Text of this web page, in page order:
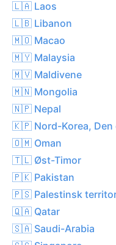
🇱🇦 Laos
🇱🇧 Libanon
🇲🇴 Macao
🇲🇾 Malaysia
🇲🇻 Maldivene
🇲🇳 Mongolia
🇳🇵 Nepal
🇰🇵 Nord-Korea, Den
🇴🇲 Oman
🇹🇱 Øst-Timor
🇵🇰 Pakistan
🇵🇸 Palestinsk
🇶🇦 Qatar
🇸🇦 Saudi-Arabia